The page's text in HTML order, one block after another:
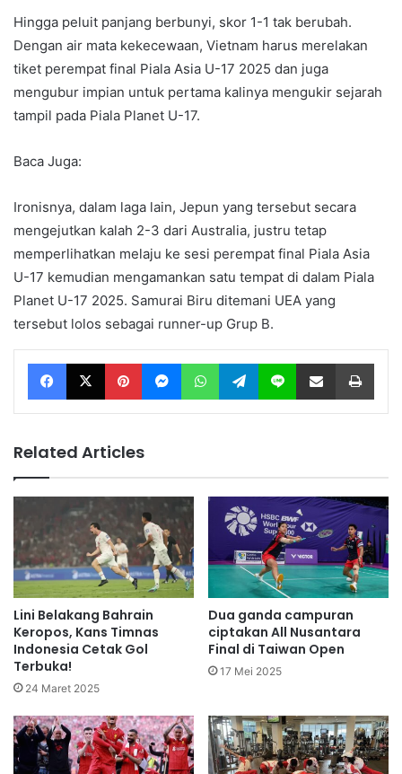
Hingga peluit panjang berbunyi, skor 1-1 tak berubah.
Dengan air mata kekecewaan, Vietnam harus merelakan
tiket perempat final Piala Asia U-17 2025 dan juga
mengubur impian untuk pertama kalinya mengukir sejarah
tampil pada Piala Planet U-17.
Baca Juga:
Ironisnya, dalam laga lain, Jepun yang tersebut secara
mengejutkan kalah 2-3 dari Australia, justru tetap
memperlihatkan melaju ke sesi perempat final Piala Asia
U-17 kemudian mengamankan satu tempat di dalam Piala
Planet U-17 2025. Samurai Biru ditemani UEA yang
tersebut lolos sebagai runner-up Grup B.
Facebook X Pinterest Messenger WhatsApp Telegram Line Share via Email
Related Articles
Lini Belakang Bahrain
Keropos, Kans Timnas
Indonesia Cetak Gol
Terbuka!
24 Maret 2025
Dua ganda campuran
ciptakan All Nusantara
Final di Taiwan Open
17 Mei 2025